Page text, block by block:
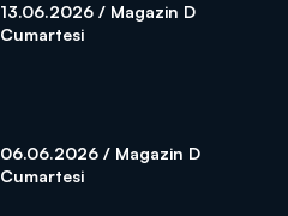
13.06.2026 / Magazin D
Cumartesi
06.06.2026 / Magazin D
Cumartesi